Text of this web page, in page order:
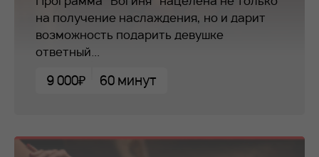
на получение наслаждения, но и дарит
возможность подарить девушке
ответный...
9 000₽ 60 минут